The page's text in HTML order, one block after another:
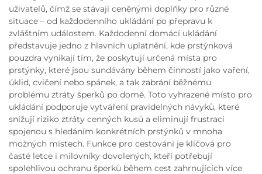
uživatelů, čímž se stávají ceněnými doplňky pro různé
situace – od každodenního ukládání po přepravu k
zvláštním událostem. Každodenní domácí ukládání
představuje jedno z hlavních uplatnění, kde prstýnková
pouzdra vynikají tím, že poskytují určená místa pro
prstýnky, které jsou sundávány během činností jako vaření,
úklid, cvičení nebo spánek, a tak zabrání běžnému
problému ztráty šperků po domě. Toto vyhrazené místo pro
ukládání podporuje vytváření pravidelných návyků, které
snižují riziko ztráty cenných kusů a eliminují frustraci
spojenou s hledáním konkrétních prstýnků v mnoha
možných místech. Funkce pro cestování je klíčová pro
časté letce i milovníky dovolených, kteří potřebují
spolehlivou ochranu šperků během cest zahrnujících více